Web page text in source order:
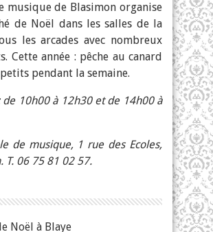
musique de Blasimon organise
de Noël dans les salles de la
les arcades avec nombreux
Cette année : pêche au canard
pendant la semaine.
de 10h00 à 12h30 et de 14h00 à
de musique, 1 rue des Ecoles,
T. 06 75 81 02 57.
Noël à Blaye